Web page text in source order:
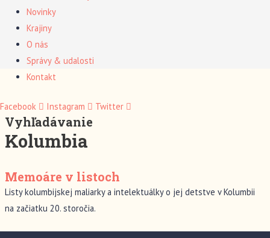
Novinky
Krajiny
O nás
Správy & udalosti
Kontakt
Facebook Instagram Twitter
Vyhľadávanie
Kolumbia
Memoáre v listoch
Listy kolumbijskej maliarky a intelektuálky o jej detstve v Kolumbii
na začiatku 20. storočia.